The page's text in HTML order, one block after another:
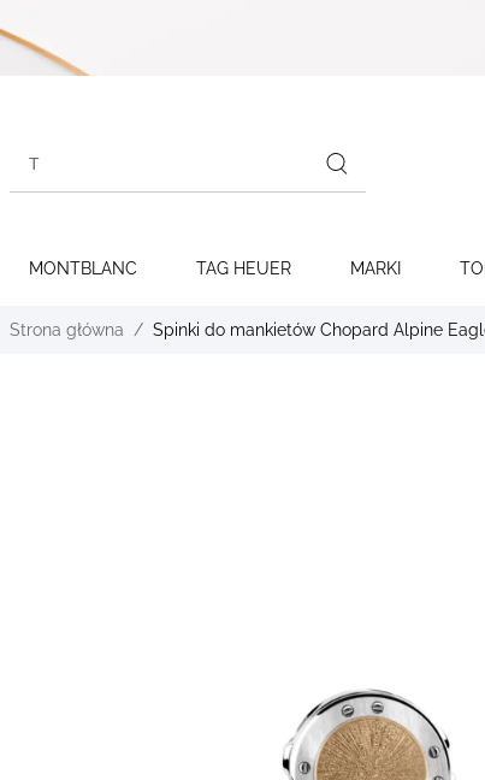
content
products
MONTBLANC TAG HEUER MARKI
Strona główna Spinki do mankietów Chopard Alpine